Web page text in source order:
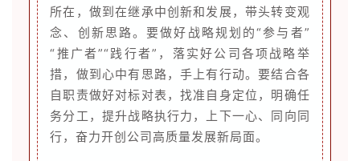
所在，做到在继承中创新和发展，带头转变观
念、创新思路。要做好战略规划的“参与者”
“推广者”“践行者”，落实好公司各项战略举
措，做到心中有思路，手上有行动。要结合各
自职责做好对标对表，找准自身定位，明确任
务分工，提升战略执行力，上下一心、同向同
行，奋力开创公司高质量发展新局面。